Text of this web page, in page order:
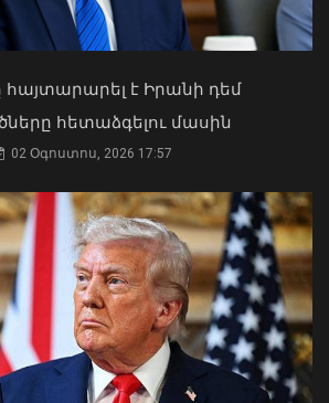
այսօր ավելի
և կայուն է.
բանագնաց
է օրենքի առաջ
է գործել, կամ
գործակալ
է Իրանի դեմ
հետաձգելու մասին
02 Օգոստոս, 2026 17:57